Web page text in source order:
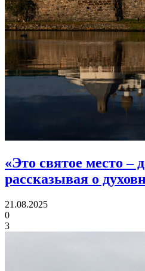
«Это святое место –
рассказывая о
21.08.2025
0
3